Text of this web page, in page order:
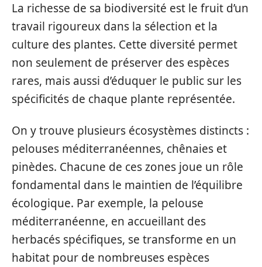
La richesse de sa biodiversité est le fruit d’un
travail rigoureux dans la sélection et la
culture des plantes. Cette diversité permet
non seulement de préserver des espèces
rares, mais aussi d’éduquer le public sur les
spécificités de chaque plante représentée.
On y trouve plusieurs écosystèmes distincts :
pelouses méditerranéennes, chênaies et
pinèdes. Chacune de ces zones joue un rôle
fondamental dans le maintien de l’équilibre
écologique. Par exemple, la pelouse
méditerranéenne, en accueillant des
herbacés spécifiques, se transforme en un
habitat pour de nombreuses espèces